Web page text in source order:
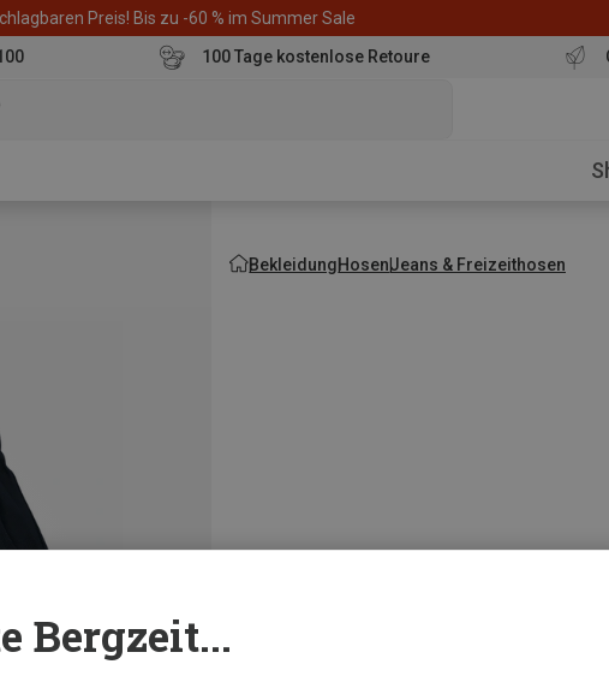
Preis! Bis zu -60 % im Summer Sale
100 Tage kostenlose Retoure
BekleidungHosenJeans & Freizeithosen
Bergzeit...